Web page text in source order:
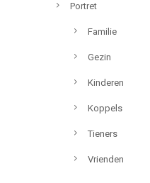
Portret
Familie
Gezin
Kinderen
Koppels
Tieners
Vrienden